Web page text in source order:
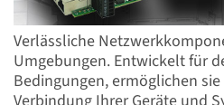
Verlässliche
Umgebungen. Entwickelt für
Bedingungen, ermöglichen